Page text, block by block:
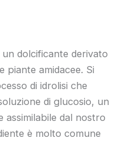
dolcificante derivato
piante amidacee. Si
di idrolisi che
di glucosio, un
assimilabile dal nostro
è molto comune